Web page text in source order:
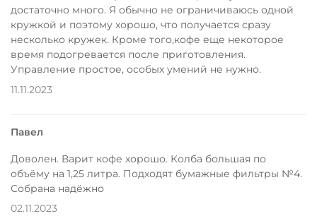
достаточно много. Я обычно не ограничиваюсь одной
кружкой и поэтому хорошо, что получается сразу
несколько кружек. Кроме того,кофе еще некоторое
время подогревается после приготовления.
Управление простое, особых умений не нужно.
11.11.2023
Павел
Доволен. Варит кофе хорошо. Колба большая по
объёму на 1,25 литра. Подходят бумажные фильтры №4.
Собрана надёжно
02.11.2023